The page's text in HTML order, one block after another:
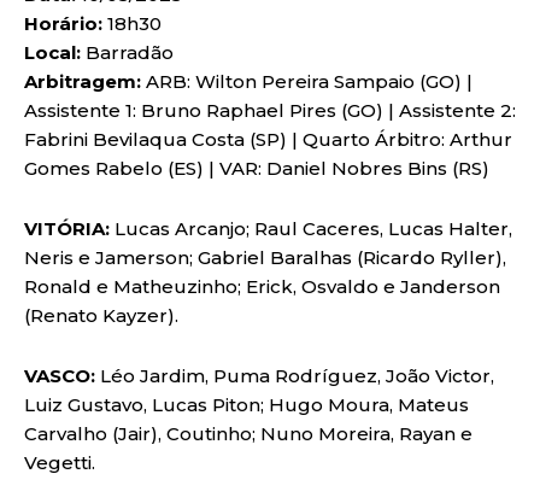
Horário: 18h30
Local: Barradão
Arbitragem: ARB: Wilton Pereira Sampaio (GO) |
Assistente 1: Bruno Raphael Pires (GO) | Assistente 2:
Fabrini Bevilaqua Costa (SP) | Quarto Árbitro: Arthur
Gomes Rabelo (ES) | VAR: Daniel Nobres Bins (RS)
VITÓRIA: Lucas Arcanjo; Raul Caceres, Lucas Halter,
Neris e Jamerson; Gabriel Baralhas (Ricardo Ryller),
Ronald e Matheuzinho; Erick, Osvaldo e Janderson
(Renato Kayzer).
VASCO: Léo Jardim, Puma Rodríguez, João Victor,
Luiz Gustavo, Lucas Piton; Hugo Moura, Mateus
Carvalho (Jair), Coutinho; Nuno Moreira, Rayan e
Vegetti.